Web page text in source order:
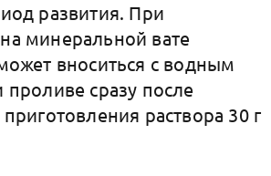
развития. При
минеральной вате
вноситься с водным
сразу после
раствора 30 г